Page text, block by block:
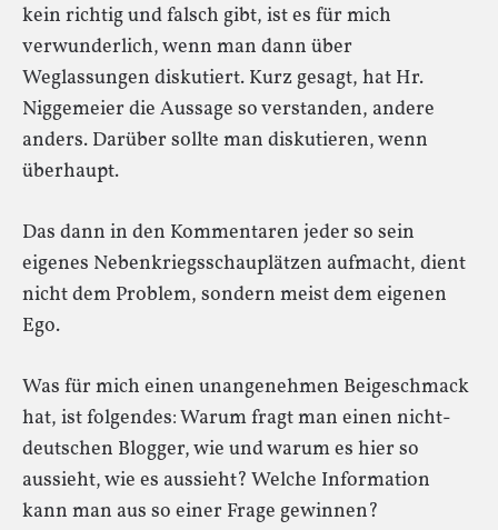
kein richtig und falsch gibt, ist es für mich
verwunderlich, wenn man dann über
Weglassungen diskutiert. Kurz gesagt, hat Hr.
Niggemeier die Aussage so verstanden, andere
anders. Darüber sollte man diskutieren, wenn
überhaupt.
Das dann in den Kommentaren jeder so sein
eigenes Nebenkriegsschauplätzen aufmacht, dient
nicht dem Problem, sondern meist dem eigenen
Ego.
Was für mich einen unangenehmen Beigeschmack
hat, ist folgendes: Warum fragt man einen nicht-
deutschen Blogger, wie und warum es hier so
aussieht, wie es aussieht? Welche Information
kann man aus so einer Frage gewinnen?